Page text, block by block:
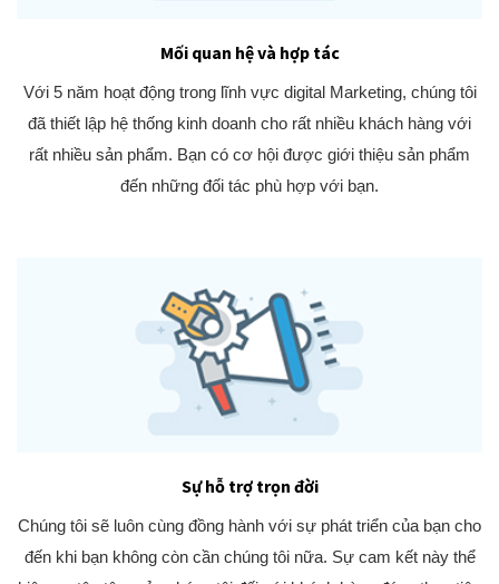
Mối quan hệ và hợp tác
Với 5 năm hoạt động trong lĩnh vực digital Marketing, chúng tôi
đã thiết lập hệ thống kinh doanh cho rất nhiều khách hàng với
rất nhiều sản phẩm. Bạn có cơ hội được giới thiệu sản phẩm
đến những đối tác phù hợp với bạn.
Sự hỗ trợ trọn đời
Chúng tôi sẽ luôn cùng đồng hành với sự phát triển của bạn cho
đến khi bạn không còn cần chúng tôi nữa. Sự cam kết này thể